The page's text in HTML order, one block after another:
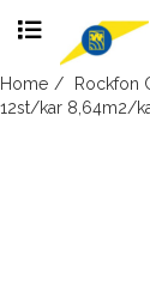
Skip
to
Home
Rockfon
12st/kar 8,64m2/